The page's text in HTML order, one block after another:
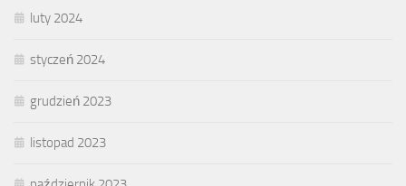
luty 2024
styczeń 2024
grudzień 2023
listopad 2023